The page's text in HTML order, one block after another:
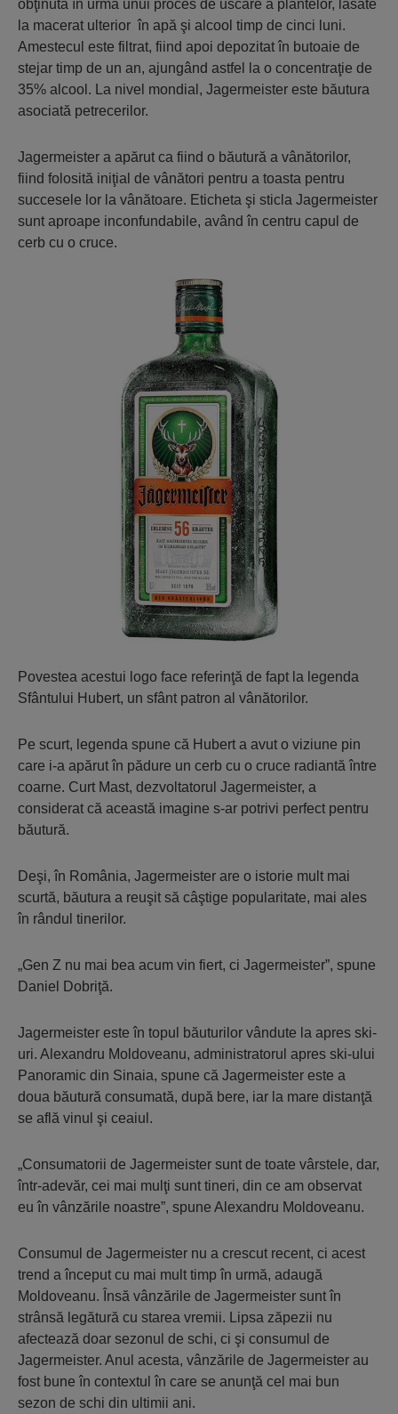
obţinută în urma unui proces de uscare a plantelor, lăsate
la macerat ulterior în apă şi alcool timp de cinci luni.
Amestecul este filtrat, fiind apoi depozitat în butoaie de
stejar timp de un an, ajungând astfel la o concentraţie de
35% alcool. La nivel mondial, Jagermeister este băutura
asociată petrecerilor.
Jagermeister a apărut ca fiind o băutură a vânătorilor,
fiind folosită iniţial de vânători pentru a toasta pentru
succesele lor la vânătoare. Eticheta şi sticla Jagermeister
sunt aproape inconfundabile, având în centru capul de
cerb cu o cruce.
Povestea acestui logo face referinţă de fapt la legenda
Sfântului Hubert, un sfânt patron al vânătorilor.
Pe scurt, legenda spune că Hubert a avut o viziune pin
care i-a apărut în pădure un cerb cu o cruce radiantă între
coarne. Curt Mast, dezvoltatorul Jagermeister, a
considerat că această imagine s-ar potrivi perfect pentru
băutură.
Deşi, în România, Jagermeister are o istorie mult mai
scurtă, băutura a reuşit să câştige popularitate, mai ales
în rândul tinerilor.
„Gen Z nu mai bea acum vin fiert, ci Jagermeister”, spune
Daniel Dobriţă.
Jagermeister este în topul băuturilor vândute la apres ski-
uri. Alexandru Moldoveanu, administratorul apres ski-ului
Panoramic din Sinaia, spune că Jagermeister este a
doua băutură consumată, după bere, iar la mare distanţă
se află vinul şi ceaiul.
„Consumatorii de Jagermeister sunt de toate vârstele, dar,
într-adevăr, cei mai mulţi sunt tineri, din ce am observat
eu în vânzările noastre”, spune Alexandru Moldoveanu.
Consumul de Jagermeister nu a crescut recent, ci acest
trend a început cu mai mult timp în urmă, adaugă
Moldoveanu. Însă vânzările de Jagermeister sunt în
strânsă legătură cu starea vremii. Lipsa zăpezii nu
afectează doar sezonul de schi, ci şi consumul de
Jagermeister. Anul acesta, vânzările de Jagermeister au
fost bune în contextul în care se anunţă cel mai bun
sezon de schi din ultimii ani.